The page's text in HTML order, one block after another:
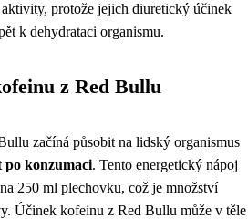
protože jejich diuretický účinek
k dehydrataci organismu.
z Red Bullu
začíná působit na lidský organismus
po konzumaci. Tento energetický nápoj
250 ml plechovku, což je množství
Účinek kofeinu z Red Bullu může v těle